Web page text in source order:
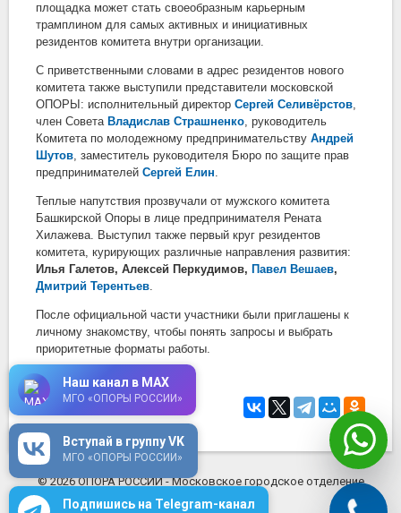
площадка может стать своеобразным карьерным
трамплином для самых активных и инициативных
резидентов комитета внутри организации.
С приветственными словами в адрес резидентов нового
комитета также выступили представители московской
ОПОРЫ: исполнительный директор Сергей Селивёрстов,
член Совета Владислав Страшненко, руководитель
Комитета по молодежному предпринимательству Андрей
Шутов, заместитель руководителя Бюро по защите прав
предпринимателей Сергей Елин.
Теплые напутствия прозвучали от мужского комитета
Башкирской Опоры в лице предпринимателя Рената
Хилажева. Выступил также первый круг резидентов
комитета, курирующих различные направления развития:
Илья Галетов, Алексей Перкудимов, Павел Вешаев,
Дмитрий Терентьев.
После официальной части участники были приглашены к
личному знакомству, чтобы понять запросы и выбрать
приоритетные форматы работы.
24 февраля 2026в 14:00
© 2026 ОПОРА РОССИИ - Московское городское отделение
mosopora.ru
Подпишись на Telegram-канал
Вступай в группу VK
МГО «ОПОРЫ РОССИИ»
Наш канал в MAX
МГО «ОПОРЫ РОССИИ»